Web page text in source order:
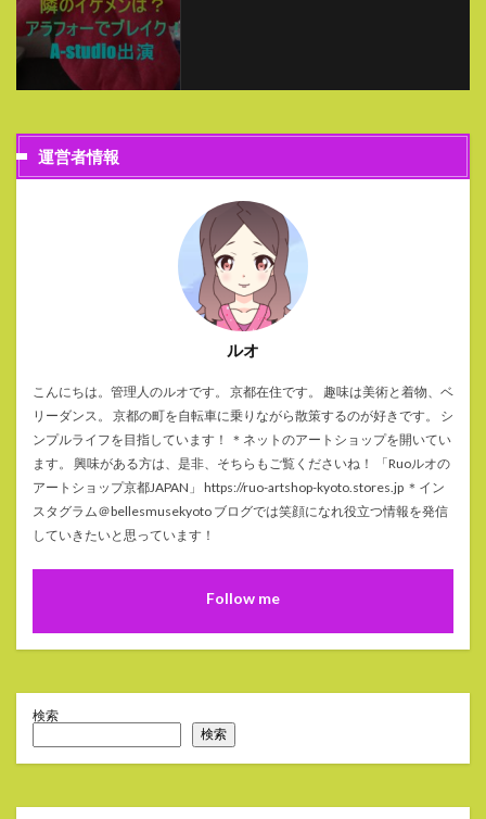
運営者情報
ルオ
こんにちは。管理人のルオです。 京都在住です。 趣味は美術と着物、ベ
リーダンス。 京都の町を自転車に乗りながら散策するのが好きです。 シ
ンプルライフを目指しています！ ＊ネットのアートショップを開いてい
ます。 興味がある方は、是非、そちらもご覧くださいね！ 「Ruoルオの
アートショップ京都JAPAN」 https://ruo-artshop-kyoto.stores.jp ＊イン
スタグラム＠bellesmusekyoto ブログでは笑顔になれ役立つ情報を発信
していきたいと思っています！
Follow me
検索
検索